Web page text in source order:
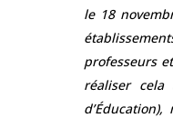
le 18
professeurs
réaliser cela